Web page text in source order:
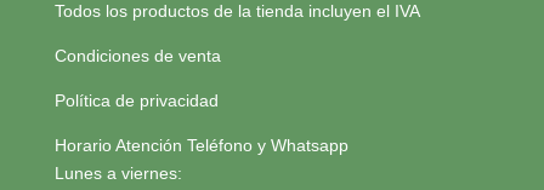
Todos los productos de la tienda incluyen el IVA
Condiciones de venta
Política de privacidad
Horario Atención Teléfono y Whatsapp
Lunes a viernes: